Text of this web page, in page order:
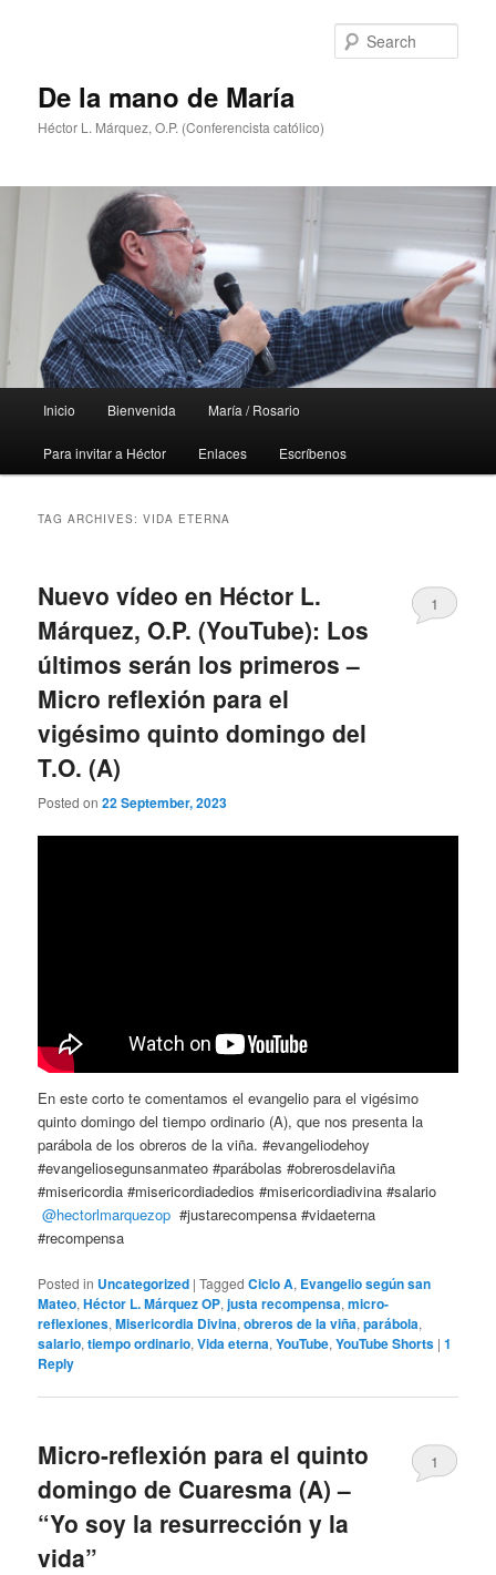
De la mano de María
Héctor L. Márquez, O.P. (Conferencista católico)
Inicio Bienvenida María / Rosario
Para invitar a Héctor Enlaces Escríbenos
TAG ARCHIVES:VIDA ETERNA
Nuevo vídeo en Héctor L.
Márquez, O.P. (YouTube): Los
últimos serán los primeros –
Micro reflexión para el
vigésimo quinto domingo del
T.O. (A)
Posted on22 September, 2023
1
En este corto te comentamos el evangelio para el vigésimo
quinto domingo del tiempo ordinario (A), que nos presenta la
parábola de los obreros de la viña. #evangeliodehoy
#evangeliosegunsanmateo #parábolas #obrerosdelaviña
#misericordia #misericordiadedios #misericordiadivina #salario
@hectorlmarquezop #justarecompensa #vidaeterna
#recompensa
Posted in Uncategorized |Tagged Ciclo A, Evangelio según san
Mateo,Héctor L. Márquez OP,justa recompensa,micro-
reflexiones,Misericordia Divina,obreros de la viña,parábola,
salario,tiempo ordinario,Vida eterna,YouTube,YouTube Shorts |1
Reply
Micro-reflexión para el quinto
domingo de Cuaresma (A) –
“Yo soy la resurrección y la
vida”
1